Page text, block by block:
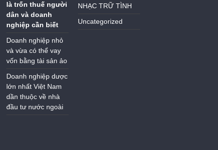
là trốn thuế người
dân và doanh
nghiệp cần biết
Doanh nghiệp nhỏ
và vừa có thể vay
vốn bằng tài sản ảo
Doanh nghiệp dược
lớn nhất Việt Nam
dần thuộc về nhà
đầu tư nước ngoài
NHẠC TRỮ TÌNH
Uncategorized